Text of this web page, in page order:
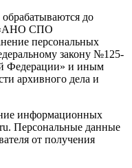
до
«АНО СПО
персональных
закону №125-
Федерации» и иным
архивного дела и
информационных
Персональные данные
от получения